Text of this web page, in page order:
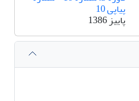
پیاپی 10
پاییز 1386